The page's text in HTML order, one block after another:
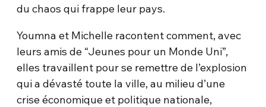
du chaos qui frappe leur pays.
Youmna et Michelle racontent comment, avec
leurs amis de “Jeunes pour un Monde Uni”,
elles travaillent pour se remettre de l’explosion
qui a dévasté toute la ville, au milieu d’une
crise économique et politique nationale,